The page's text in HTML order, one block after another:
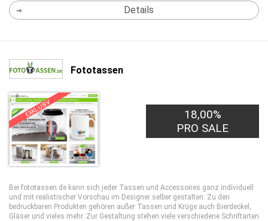
Details
Fototassen
EXKLUSIV
18,00%
PRO SALE
Bei fototassen.de kann sich jeder Tassen und Accessoires ganz individuell
und mit realistischer Vorschau im Designer selber gestalten. Zu den
bedruckbaren Produkten gehören außer Tassen und Krüge auch Bierdeckel,
Gläser und vieles mehr. Zur Gestaltung stehen viele verschiedene Schriftarten